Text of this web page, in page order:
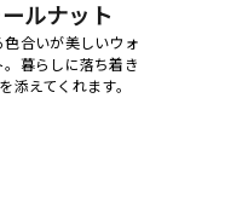
ルナット
色合いが美しいウォ
。暮らしに落ち着き
添えてくれます。